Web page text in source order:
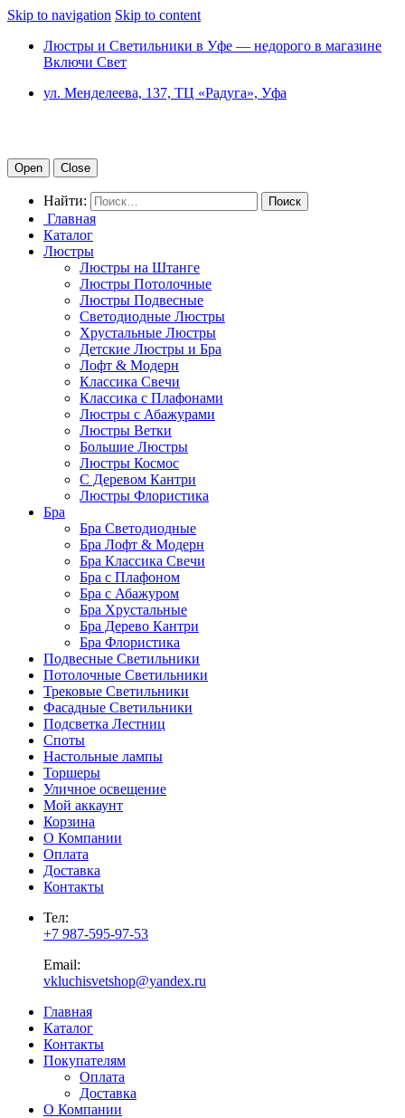
Skip to navigation Skip to content
Люстры и Светильники в Уфе — недорого в магазине
Включи Свет
ул. Менделеева, 137, ТЦ «Радуга», Уфа
Open Close
Найти:
Главная
Каталог
Люстры
Люстры на Штанге
Люстры Потолочные
Люстры Подвесные
Светодиодные Люстры
Хрустальные Люстры
Детские Люстры и Бра
Лофт & Модерн
Классика Свечи
Классика с Плафонами
Люстры с Абажурами
Люстры Ветки
Большие Люстры
Люстры Космос
С Деревом Кантри
Люстры Флористика
Бра
Бра Светодиодные
Бра Лофт & Модерн
Бра Классика Свечи
Бра с Плафоном
Бра с Абажуром
Бра Хрустальные
Бра Дерево Кантри
Бра Флористика
Подвесные Светильники
Потолочные Светильники
Трековые Светильники
Фасадные Светильники
Подсветка Лестниц
Споты
Настольные лампы
Торшеры
Уличное освещение
Мой аккаунт
Корзина
О Компании
Оплата
Доставка
Контакты
Тел:
+7 987-595-97-53
Email:
vkluchisvetshop@yandex.ru
Главная
Каталог
Контакты
Покупателям
Оплата
Доставка
О Компании